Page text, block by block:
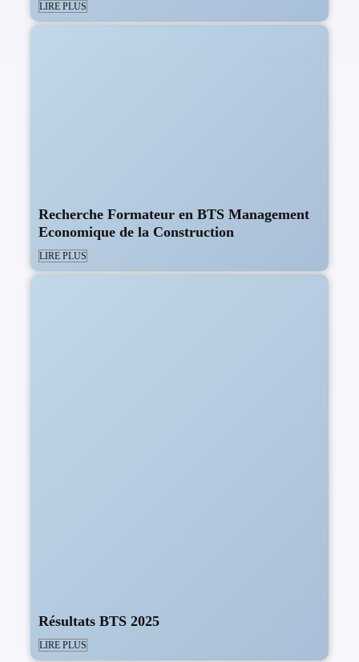
LIRE PLUS
Recherche Formateur en BTS Management
Economique de la Construction
LIRE PLUS
Résultats BTS 2025
LIRE PLUS